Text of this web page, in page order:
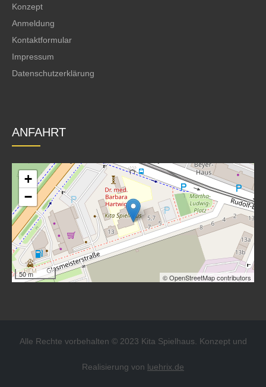
Konzept
Anmeldung
Kontaktformular
Impressum
Datenschutzerklärung
ANFAHRT
+
−
50 m © OpenStreetMap contributors
Alle Rechte vorbehalten © 2023 Kita Spielhaus. Konzept und
Realisierung von luehrix.de